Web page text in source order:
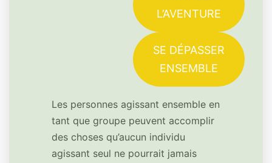
L’AVENTURE
SE DÉPASSER
ENSEMBLE
Les personnes agissant ensemble en
tant que groupe peuvent accomplir
des choses qu’aucun individu
agissant seul ne pourrait jamais